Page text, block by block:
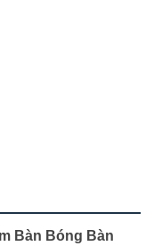
Bàn Bóng Bàn